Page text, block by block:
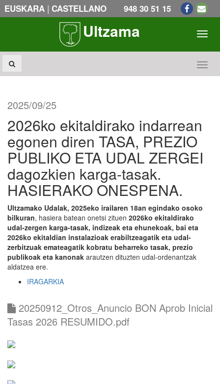
EUSKARA | CASTELLANO 948 30 51 15
Ultzama
2025/09/25
2026ko ekitaldirako indarrean
egonen diren TASA, PREZIO
PUBLIKO ETA UDAL ZERGEI
dagozkien karga-tasak.
HASIERAKO ONESPENA.
Ultzamako Udalak, 2025eko irailaren 18an egindako osoko
bilkuran, hasiera batean onetsi zituen 2026ko ekitaldirako
udal-zergen karga-tasak, indizeak eta ehunekoak, bai eta
2026ko ekitaldian instalazioak erabiltzeagatik eta udal-
zerbitzuak emateagatik kobratu beharreko tasak, prezio
publikoak eta kanonak arautzen dituzten udal-ordenantzak
aldatzea ere.
IRAGARKIA
20250912_Otros_Anuncio BON Aprob Inicial
Tasas 2026 RESUMIDO.pdf